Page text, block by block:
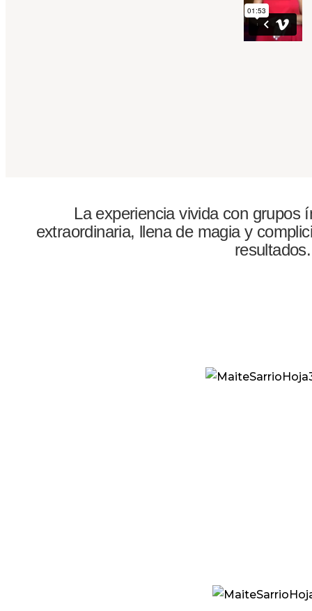
La experiencia vivida con grupos
extraordinaria, llena de magia y
resultados.